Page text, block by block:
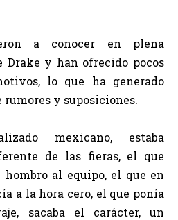
a conocer en plena
Drake y han ofrecido pocos
lo que ha generado
y suposiciones.
mexicano, estaba
de las fieras, el que
hombro al equipo, el que en
a la hora cero, el que ponía
sacaba el carácter, un